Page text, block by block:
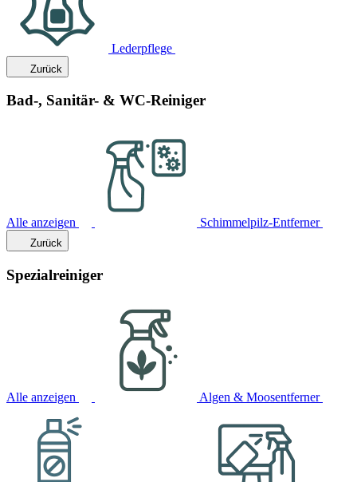
Lederpflege
Zurück
Bad-, Sanitär- & WC-Reiniger
Alle anzeigen Schimmelpilz-Entferner
Zurück
Spezialreiniger
Alle anzeigen Algen & Moosentferner